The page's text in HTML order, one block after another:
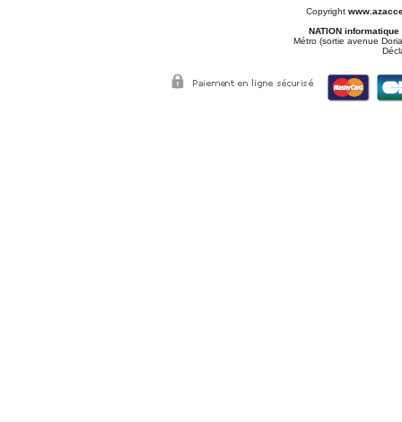
Copyright
NATION informatique
Métro (sortie avenue